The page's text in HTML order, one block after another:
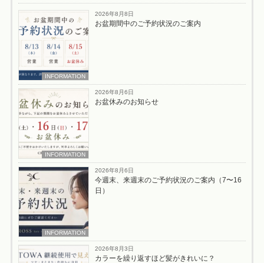
INFORMATION
2026年8月8日
お盆期間中のご予約状況のご案内
INFORMATION
2026年8月6日
お盆休みのお知らせ
INFORMATION
2026年8月6日
今週末、来週末のご予約状況のご案内（7〜16
日）
2026年8月3日
カラーを繰り返すほど髪がきれいに？